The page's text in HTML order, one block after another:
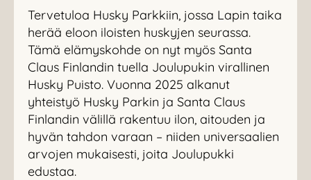
Tervetuloa Husky Parkkiin, jossa Lapin taika
herää eloon iloisten huskyjen seurassa.
Tämä elämyskohde on nyt myös Santa
Claus Finlandin tuella Joulupukin virallinen
Husky Puisto. Vuonna 2025 alkanut
yhteistyö Husky Parkin ja Santa Claus
Finlandin välillä rakentuu ilon, aitouden ja
hyvän tahdon varaan – niiden universaalien
arvojen mukaisesti, joita Joulupukki
edustaa.